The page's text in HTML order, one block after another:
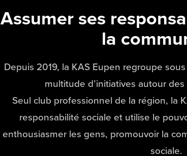
Assumer ses
la
Depuis 2019, la KAS Eupen regroupe
multitude d’initiatives autour
Seul club professionnel de la région, la
responsabilité sociale et utilise le
enthousiasmer les gens, promouvoir la
sociale.